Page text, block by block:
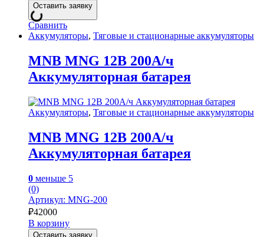
Оставить заявку
Сравнить
Аккумуляторы, Тяговые и стационарные аккумуляторы
MNB MNG 12В 200А/ч
Аккумуляторная батарея
Аккумуляторы, Тяговые и стационарные аккумуляторы
MNB MNG 12В 200А/ч
Аккумуляторная батарея
0 меньше 5
(0)
Артикул: MNG-200
₽42000
В корзину
Оставить заявку